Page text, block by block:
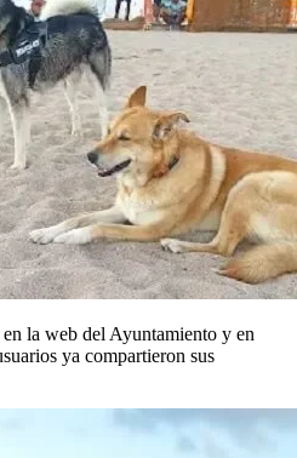
la web del Ayuntamiento y en
ya compartieron sus